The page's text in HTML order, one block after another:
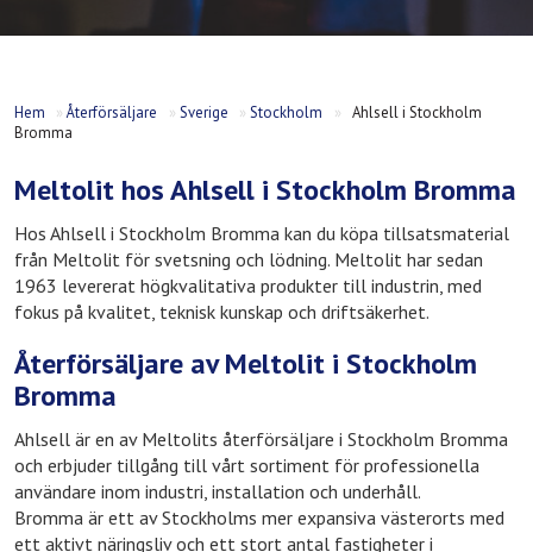
Hem »Återförsäljare » Sverige »Stockholm » Ahlsell i Stockholm
Bromma
Meltolit hos Ahlsell i Stockholm Bromma
Hos Ahlsell i Stockholm Bromma kan du köpa tillsatsmaterial
från Meltolit för svetsning och lödning. Meltolit har sedan
1963 levererat högkvalitativa produkter till industrin, med
fokus på kvalitet, teknisk kunskap och driftsäkerhet.
Återförsäljare av Meltolit i Stockholm
Bromma
Ahlsell är en av Meltolits återförsäljare i Stockholm Bromma
och erbjuder tillgång till vårt sortiment för professionella
användare inom industri, installation och underhåll.
Bromma är ett av Stockholms mer expansiva västerorts med
ett aktivt näringsliv och ett stort antal fastigheter i